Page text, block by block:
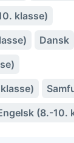
klasse)
Dansk
(8.-10.